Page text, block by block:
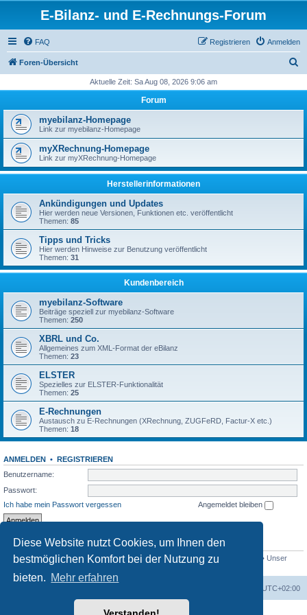
Diese Website nutzt Cookies, um Ihnen den
bestmöglichen Komfort bei der Nutzung zu
bieten. Mehr erfahren
E-Bilanz- und E-Rechnungs-Forum
FAQ Anmelden
Registrieren
Foren-Übersicht
h
Aktuelle Zeit: Sa Aug 08, 2026 9:06 am
Forum
myebilanz-Homepage
Link zur myebilanz-Homepage
myXRechnung-Homepage
Link zur myXRechnung-Homepage
Herstellerinformationen
Ankündigungen und Updates
Hier werden neue Versionen, Funktionen etc. veröffentlicht
Themen: 85
Tipps und Tricks
Hier werden Hinweise zur Benutzung veröffentlicht
Themen: 31
Kundenbereich
myebilanz-Software
Beiträge speziell zur myebilanz-Software
Themen: 250
XBRL und Co.
Allgemeines zum XML-Format der eBilanz
Themen: 23
ELSTER
Spezielles zur ELSTER-Funktionalität
Themen: 25
E-Rechnungen
Austausch zu E-Rechnungen (XRechnung, ZUGFeRD, Factur-X etc.)
Themen: 18
ANMELDEN • REGISTRIEREN
Benutzername:
Passwort:
Ich habe mein Passwort vergessen
Angemeldet bleiben
STATISTIK
Beiträge insgesamt1558 • Themen insgesamt432 • Mitglieder insgesamt
• Unser
neuestes Mitglied:
UTC+02:00
Powered byphpBB® Forum Software © phpBB Limited